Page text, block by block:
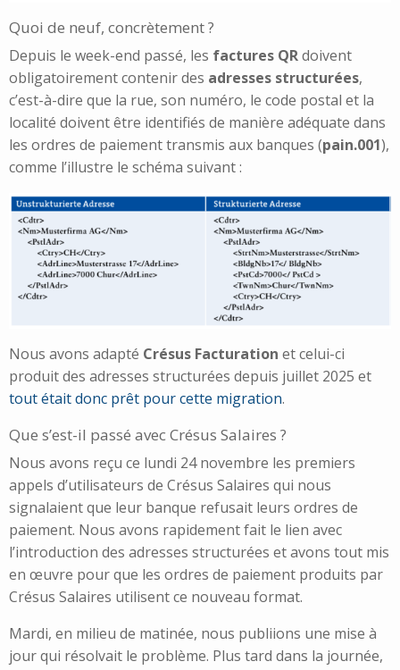
Quoi de neuf, concrètement ?
Depuis le week-end passé, les factures QRdoivent
obligatoirement contenir des adresses structurées,
c’est-à-dire que la rue, son numéro, le code postal et la
localité doivent être identifiés de manière adéquate dans
les ordres de paiement transmis aux banques (pain.001),
comme l’illustre le schéma suivant :
Nous avons adapté Crésus Facturation et celui-ci
produit des adresses structurées depuis juillet 2025 et
tout était donc prêt pour cette migration.
Que s’est-il passé avec Crésus Salaires ?
Nous avons reçu ce lundi 24 novembre les premiers
appels d’utilisateurs de Crésus Salaires qui nous
signalaient que leur banque refusait leurs ordres de
paiement. Nous avons rapidement fait le lien avec
l’introduction des adresses structurées et avons tout mis
en œuvre pour que les ordres de paiement produits par
Crésus Salaires utilisent ce nouveau format.
Mardi, en milieu de matinée, nous publiions une mise à
jour qui résolvait le problème. Plus tard dans la journée,